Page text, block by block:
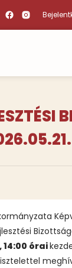
órai